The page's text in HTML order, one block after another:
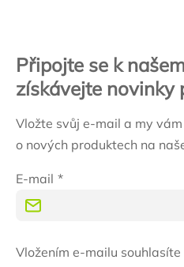
Připojte se k
získávejte novinky
Vložte svůj e-mail a my
o nových produktech na
E-mail
Vložením e-mailu souhlasíte